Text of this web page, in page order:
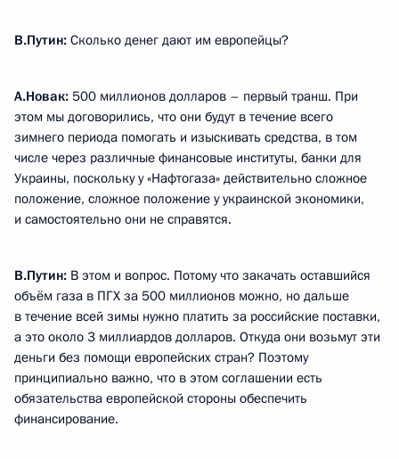
В.Путин: Сколько денег дают им европейцы?
А.Новак: 500 миллионов долларов – первый транш. При
этом мы договорились, что они будут в течение всего
зимнего периода помогать и изыскивать средства, в том
числе через различные финансовые институты, банки для
Украины, поскольку у «Нафтогаза» действительно сложное
положение, сложное положение у украинской экономики,
и самостоятельно они не справятся.
В.Путин: В этом и вопрос. Потому что закачать оставшийся
объём газа в ПГХ за 500 миллионов можно, но дальше
в течение всей зимы нужно платить за российские поставки,
а это около 3 миллиардов долларов. Откуда они возьмут эти
деньги без помощи европейских стран? Поэтому
принципиально важно, что в этом соглашении есть
обязательства европейской стороны обеспечить
финансирование.